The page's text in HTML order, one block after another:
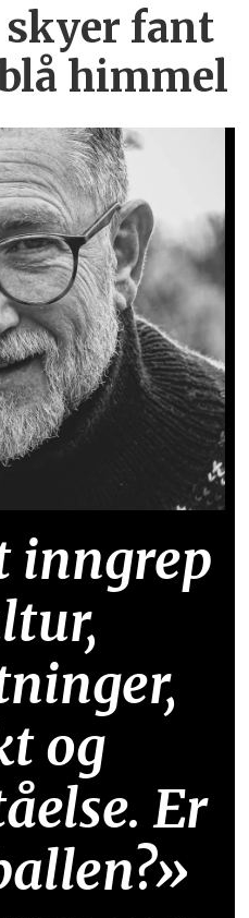
fant
himmel
inngrep
og
Er